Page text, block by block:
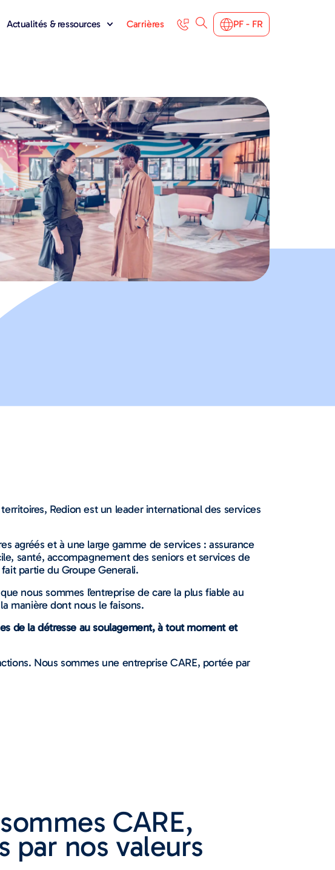
Actualités & ressources Carrières PF - FR
Redion est un leader international des services
agréés et à une large gamme de services : assurance
santé, accompagnement des seniors et services de
partie du Groupe Generali.
nous sommes l’entreprise de care la plus fiable au
manière dont nous le faisons.
de la détresse au soulagement, à tout moment et
Nous sommes une entreprise CARE, portée par
CARE,
par nos valeurs